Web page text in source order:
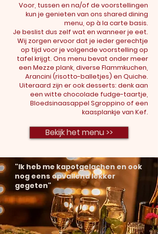
Voor, tussen en na/of de voorstellingen
kun je genieten van ons shared dining
menu, op à la carte basis.
Je beslist dus zelf wat en wanneer je eet.
Wij zorgen ervoor dat je ieder gerechtje
op tijd voor je volgende voorstelling op
tafel krijgt. Ons menu bevat onder meer
een Mezze plank, diverse Flammkuchen,
Arancini (risotto-balletjes) en Quiche.
Uiteraard zijn er ook desserts: denk aan
een witte chocolade fudge-taartje,
Bloedsinaasappel Sgroppino of een
kaasplankje van Kef.
Bekijk het menu >>
"Ik heb me kapotgelachen en ook
nog eens opvallend lekker
gegeten"